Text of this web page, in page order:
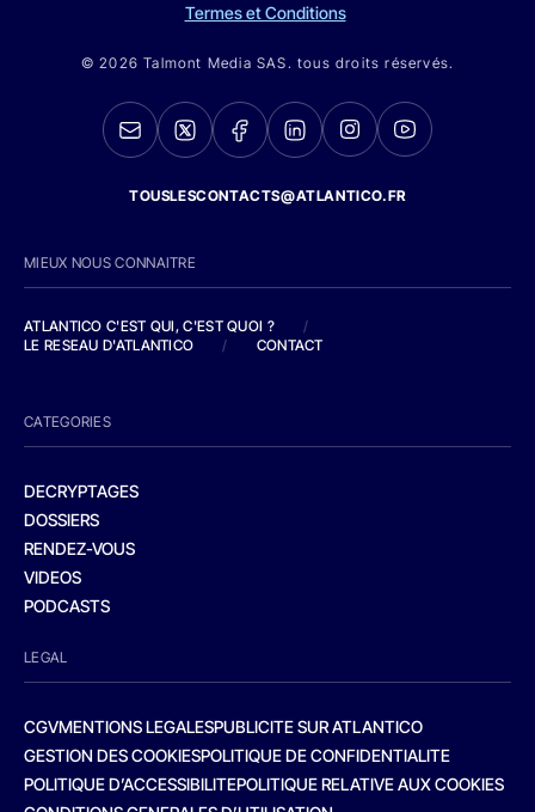
Termes et Conditions
© 2026 Talmont Media SAS. tous droits réservés.
TOUSLESCONTACTS@ATLANTICO.FR
MIEUX NOUS CONNAITRE
ATLANTICO C'EST QUI, C'EST QUOI ?
/
LE RESEAU D'ATLANTICO
/ CONTACT
CATEGORIES
DECRYPTAGES
DOSSIERS
RENDEZ-VOUS
VIDEOS
PODCASTS
LEGAL
CGVMENTIONS LEGALESPUBLICITE SUR ATLANTICO
GESTION DES COOKIESPOLITIQUE DE CONFIDENTIALITE
POLITIQUE D’ACCESSIBILITEPOLITIQUE RELATIVE AUX COOKIES